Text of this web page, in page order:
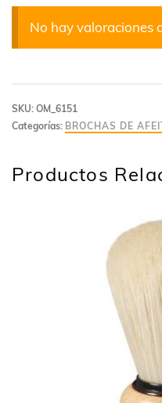
No hay valoraciones
SKU: OM_6151
Categorías: BROCHAS DE
Productos